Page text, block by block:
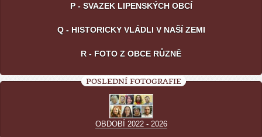
P - SVAZEK LIPENSKÝCH OBCÍ
Q - HISTORICKY VLÁDLI V NAŠÍ ZEMI
R - FOTO Z OBCE RŮZNĚ
POSLEDNÍ FOTOGRAFIE
OBDOBÍ 2022 - 2026